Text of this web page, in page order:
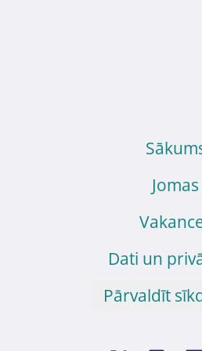
Jomas
Dati un
Pārvaldīt